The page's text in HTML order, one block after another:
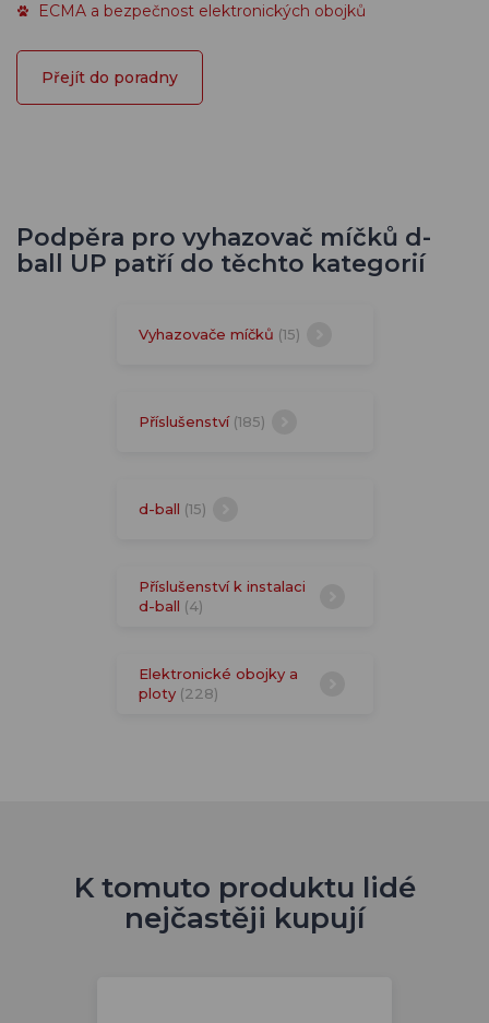
ECMA a bezpečnost elektronických obojků
Přejít do poradny
Podpěra pro vyhazovač míčků d-
ball UP patří do těchto kategorií
Vyhazovače míčků (15)
Příslušenství (185)
d-ball (15)
Příslušenství k instalaci
d-ball (4)
Elektronické obojky a
ploty (228)
K tomuto produktu lidé
nejčastěji kupují